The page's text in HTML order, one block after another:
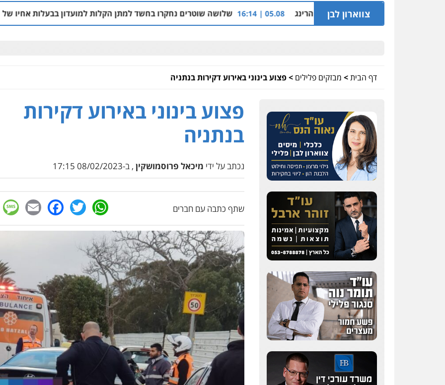
צווארון לבןשל משפחת הרינג 05.08 | 16:14 שלושה שוטרים נחקרו בחשד למתן הקלות למועדון בבעלות אחיו של "הצל" 05.08 | 12:03
דף הבית> מבזקים פלילים >פצוע בינוני באירוע דקירות בנתניה
פצוע בינוני באירוע דקירות
בנתניה
נכתב על ידי מיכאל פרוסמושקין , ב-08/02/2023 17:15
שתף כתבה עם חברים WhatsApp
Twitter